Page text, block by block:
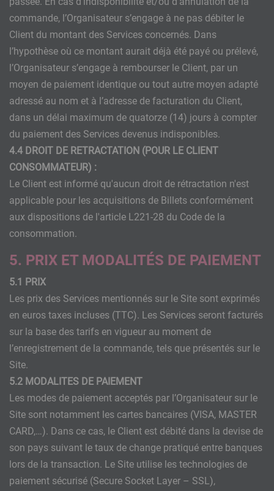
commande, l’Organisateur s’engage à ne pas débiter le
Client du montant des Services concernés. Dans
l’hypothèse où ce montant aurait déjà été payé ou prélevé,
l’Organisateur s’engage à rembourser le Client, par un
moyen de paiement identique ou tout autre moyen adapté
adressé au nom et à l’adresse de facturation du Client,
dans un délai maximum de quatorze (14) jours à compter
du paiement des Services devenus indisponibles.
4.4 DROIT DE RETRACTATION (POUR LE CLIENT
CONSOMMATEUR) :
Le Client est informé qu'aucun droit de rétractation n'est
applicable pour les acquisitions de Billets conformément
aux dispositions de l'article L221-28 du Code de la
consommation.
5. PRIX ET MODALITÉS DE PAIEMENT
5.1 PRIX
Les prix des Services mentionnés sur le Site sont exprimés
en euros taxes incluses (TTC). Les Services seront facturés
sur la base des tarifs en vigueur au moment de
l’enregistrement de la commande, tels que présentés sur le
Site.
5.2 MODALITES DE PAIEMENT
Les modes de paiement acceptés par l’Organisateur sur le
Site sont notamment les cartes bancaires (VISA, MASTER
CARD,…). Dans ce cas, le Client est débité dans la devise de
son pays suivant le taux de change pratiqué entre banques
lors de la transaction. Le Site utilise les technologies de
paiement sécurisé (Secure Socket Layer – SSL),